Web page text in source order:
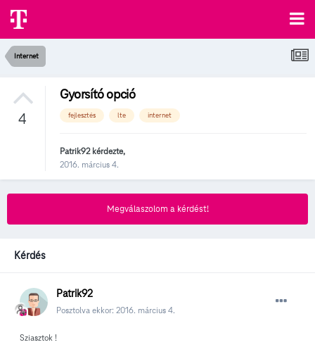
Internet
4
Gyorsító opció
fejlesztés lte internet
Patrik92kérdezte,
2016. március 4.
Megválaszolom a kérdést!
Kérdés
Patrik92
Posztolva ekkor: 2016. március 4.
Sziasztok !